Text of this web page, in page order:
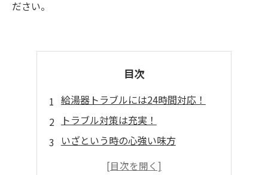
ださい。
目次
給湯器トラブルには24時間対応！
トラブル対策は充実！
いざという時の心強い味方
家族の安心を守る